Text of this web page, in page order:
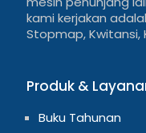
kami kerjakan
Stopmap, Kwitansi,
Produk &
Buku Tahunan